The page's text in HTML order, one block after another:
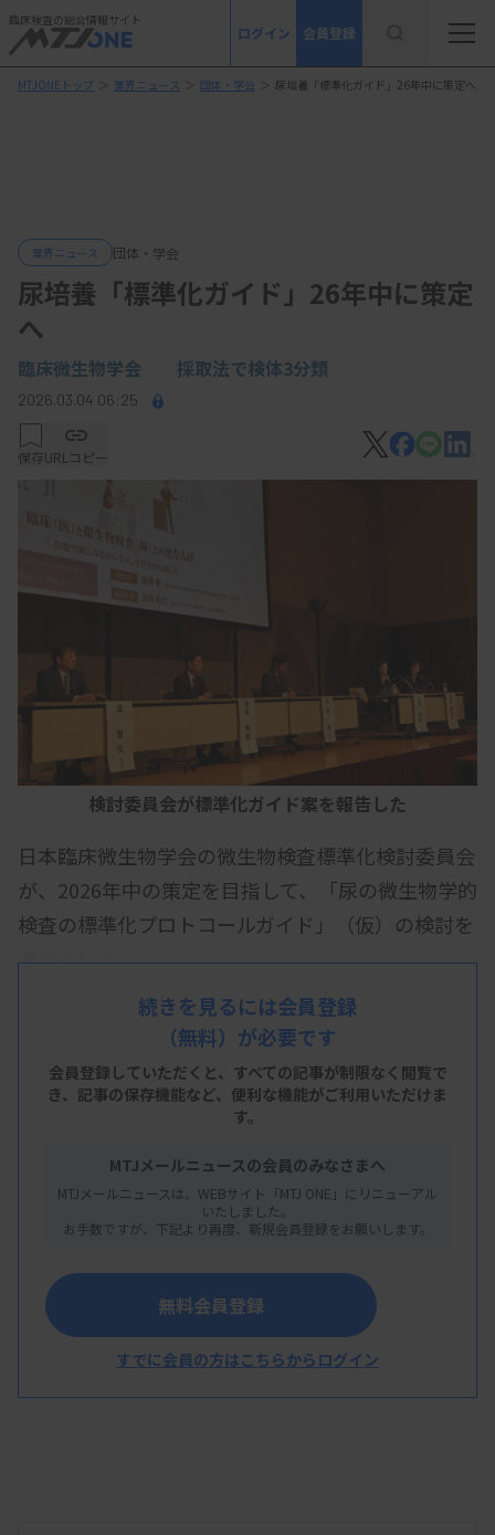
臨床検査の総合情報サイト
ログイン 会員登録
MTJONEトップ ＞ 業界ニュース ＞ 団体・学会 ＞ 尿培養「標準化ガイド」26年中に策定へ
業界ニュース 団体・学会
尿培養「標準化ガイド」26年中に策定
へ
臨床微生物学会 採取法で検体3分類
2026.03.04 06:25
保存URLコピー
検討委員会が標準化ガイド案を報告した
日本臨床微生物学会の微生物検査標準化検討委員会
が、2026年中の策定を目指して、「尿の微生物学的
検査の標準化プロトコールガイド」（仮）の検討を
進めている。
検査の手技にとどまらず、検査前から検査後までの
プロセスについて統一的な手順を示す予定で、採取
法が侵襲的（無菌）かどうかで検体種を分けること
などを盛り込む見通し。検査前プロセスの重要性を
床医へのコメント記載を考慮するよう求める。
このほど千葉市で開かれた同学会学術集会の委員会
続きを見るには会員登録
（無料）が必要です
会員登録していただくと、すべての記事が制限なく閲覧で
き、 記事の保存機能など、便利な機能がご利用いただけま
す。
MTJメールニュースの会員のみなさまへ
MTJメールニュースは、WEBサイト「MTJ ONE」にリニューアル
いたしました。
お手数ですが、下記より再度、新規会員登録をお願いします。
無料会員登録
すでに会員の方はこちらからログイン